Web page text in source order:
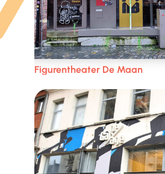
Figurentheater De Maan